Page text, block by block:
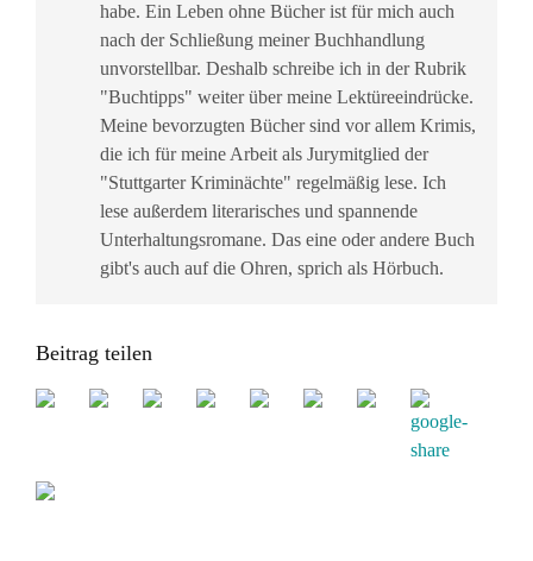
habe. Ein Leben ohne Bücher ist für mich auch
nach der Schließung meiner Buchhandlung
unvorstellbar. Deshalb schreibe ich in der Rubrik
"Buchtipps" weiter über meine Lektüreeindrücke.
Meine bevorzugten Bücher sind vor allem Krimis,
die ich für meine Arbeit als Jurymitglied der
"Stuttgarter Kriminächte" regelmäßig lese. Ich
lese außerdem literarisches und spannende
Unterhaltungsromane. Das eine oder andere Buch
gibt's auch auf die Ohren, sprich als Hörbuch.
Beitrag teilen